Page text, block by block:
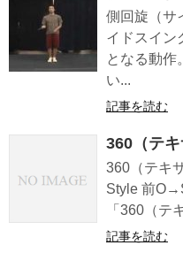
側回旋（サ
イドスイン
となる動作
い...
記事を読む
360（テキ
360（テキ
Style 前
「360（テ
記事を読む